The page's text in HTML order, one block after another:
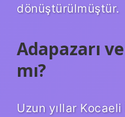
dönüştürülmüştür.
Adapazarı
mı?
Uzun yıllar